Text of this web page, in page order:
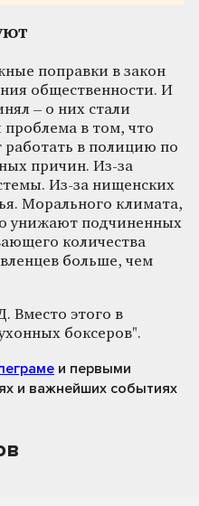
поправки в закон
общественности. И
– о них стали
проблема в том, что
в полицию по
причин. Из-за
Из-за нищенских
Морального климата,
унижают подчиненных
количества
больше, чем
Вместо этого в
боксеров".
и первыми
и важнейших событиях